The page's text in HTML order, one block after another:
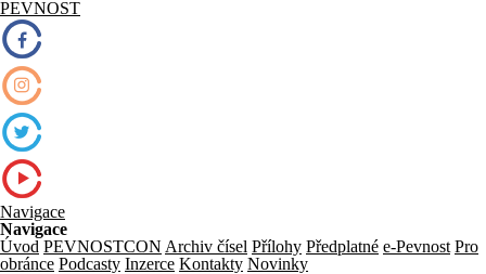
PEVNOST
Navigace
Navigace
Úvod PEVNOSTCON Archiv čísel Přílohy Předplatné e-Pevnost Pro
obránce Podcasty Inzerce Kontakty Novinky